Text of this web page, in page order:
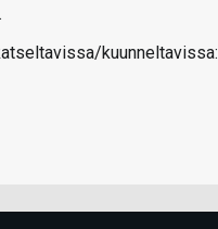
kuunneltavissa: